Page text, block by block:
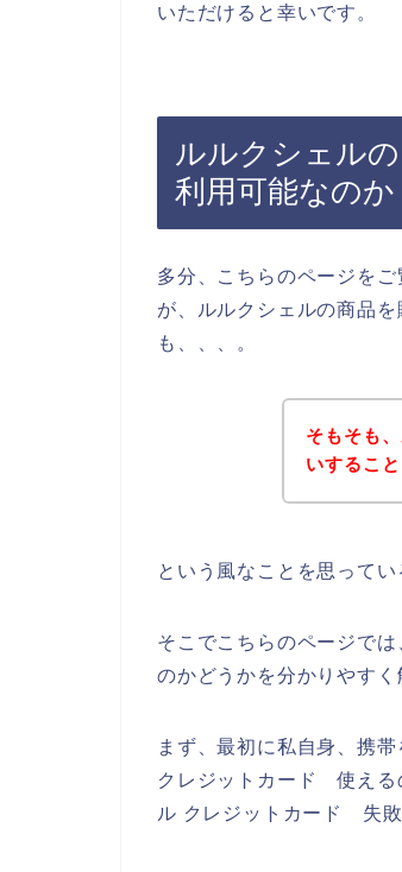
いただけると幸いです。
ルルクシェル
利用可能なのか
多分、こちらのページを
が、ルルクシェルの商品
も、、、。
そもそも
いするこ
という風なことを思って
そこでこちらのページで
のかどうかを分かりやすく
まず、最初に私自身、携
クレジットカード 使える
ル クレジットカード 失敗